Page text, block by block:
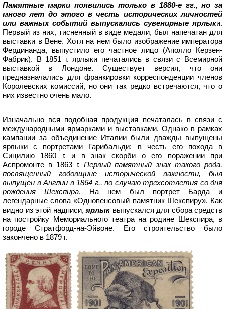
Памятные марки появились только в 1880-е гг., но за
много лет до этого в честь исторических личностей
или важных событий выпускались сувенирные ярлыки.
Первый из них, тисненный в виде медали, был напечатан для
выставки в Вене. Хотя на нем было изображение императора
Фердинанда, выпустило его частное лицо (Аполло Керзен-
Фабрик). В 1851 г. ярлыки печатались в связи с Всемирной
выставкой в Лондоне. Существует версия, что они
предназначались для франкировки корреспонденции членов
Королевских комиссий, но они так редко встречаются, что о
них известно очень мало.
Изначально вся подобная продукция печаталась в связи с
международными ярмарками и выставками. Однако в рамках
кампании за объединение Италии были дважды выпущены
ярлыки с портретами Гарибальди: в честь его похода в
Сицилию 1860 г. и в знак скорби о его поражении при
Аспромонте в 1863 г. Первый памятный знак такого рода,
посвященный годовщине исторической важности, был
выпущен в Англии в 1864 г., по случаю трехсотлетия со дня
рождения Шекспира. На нем был портрет Барда и
легендарные слова «Однопенсовый памятник Шекспиру». Как
видно из этой надписи, ярлык выпускался для сбора средств
на постройку Мемориального театра на родине Шекспира, в
городе Стратфорд-на-Эйвоне. Его строительство было
закончено в 1879 г.